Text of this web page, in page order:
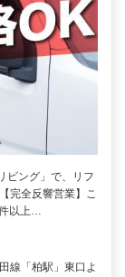
ビング」で、リフ
完全反響営業】こ
以上…
線「柏駅」東口よ